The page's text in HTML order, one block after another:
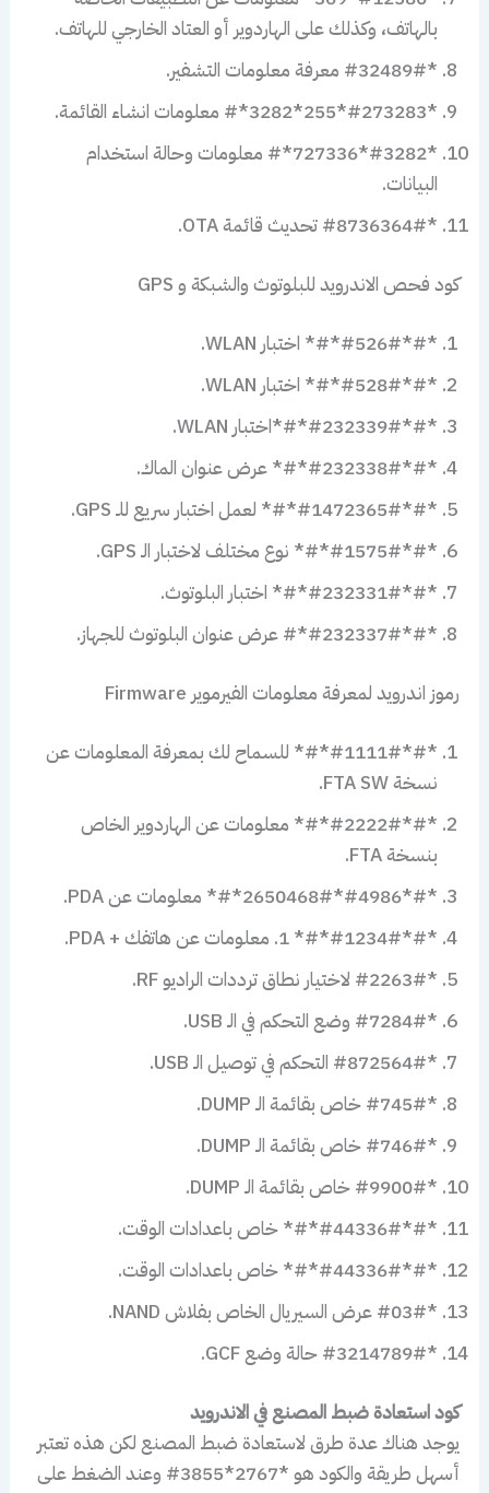
بالهاتف، وكذلك على الهاردوير أو العتاد الخارجي للهاتف.
*#32489# معرفة معلومات التشفير.
*#273283*255*3282*# معلومات انشاء القائمة.
*#3282*727336*# معلومات وحالة استخدام
البيانات.
*#8736364# تحديث قائمة OTA.
كود فحص الاندرويد للبلوتوث والشبكة و GPS
*#*#526#*#* اختبار WLAN.
*#*#528#*#* اختبار WLAN.
*#*#232339#*#*اختبار WLAN.
*#*#232338#*#* عرض عنوان الماك.
*#*#1472365#*#* لعمل اختبار سريع للـ GPS.
*#*#1575#*#* نوع مختلف لاختبار الـ GPS.
*#*#232331#*#* اختبار البلوتوث.
*#*#232337#*# عرض عنوان البلوتوث للجهاز.
رموز اندرويد لمعرفة معلومات الفيرموير Firmware
*#*#1111#*#* للسماح لك بمعرفة المعلومات عن
نسخة FTA SW.
*#*#2222#*#* معلومات عن الهاردوير الخاص
بنسخة FTA.
*#*#4986*2650468#*#* معلومات عن PDA.
*#*#1234#*#* 1. معلومات عن هاتفك + PDA.
*#2263# لاختيار نطاق ترددات الراديو RF.
*#7284# وضع التحكم في الـ USB.
*#872564# التحكم في توصيل الـ USB.
*#745# خاص بقائمة الـ DUMP.
*#746# خاص بقائمة الـ DUMP.
*#9900# خاص بقائمة الـ DUMP.
*#*#44336#*#* خاص باعدادات الوقت.
*#*#44336#*#* خاص باعدادات الوقت.
*#03# عرض السيريال الخاص بفلاش NAND.
*#3214789# حالة وضع GCF.
كود استعادة ضبط المصنع في الاندرويد
يوجد هناك عدة طرق لاستعادة ضبط المصنع لكن هذه تعتبر
أسهل طريقة والكود هو *2767*3855# وعند الضغط على